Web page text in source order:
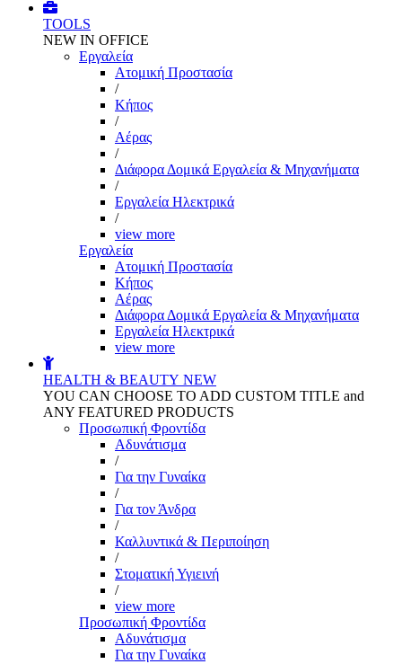
TOOLS
NEW IN OFFICE
Εργαλεία
Aτομική Προστασία
/
Kήπος
/
Αέρας
/
Διάφορα Δομικά Εργαλεία & Μηχανήματα
/
Εργαλεία Ηλεκτρικά
/
view more
Εργαλεία
Aτομική Προστασία
Kήπος
Αέρας
Διάφορα Δομικά Εργαλεία & Μηχανήματα
Εργαλεία Ηλεκτρικά
view more
HEALTH & BEAUTY NEW
YOU CAN CHOOSE TO ADD CUSTOM TITLE and
ANY FEATURED PRODUCTS
Προσωπική Φροντίδα
Αδυνάτισμα
/
Για την Γυναίκα
/
Για τον Άνδρα
/
Καλλυντικά & Περιποίηση
/
Στοματική Υγιεινή
/
view more
Προσωπική Φροντίδα
Αδυνάτισμα
Για την Γυναίκα